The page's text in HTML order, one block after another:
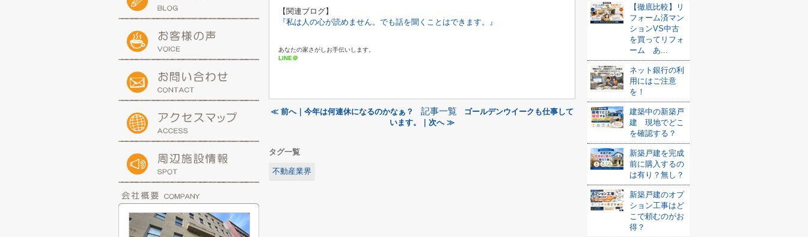
【関連ブログ】
『私は人の心が読めません。でも話を聞くことはできます。』
あなたの家さがしお手伝いします。
LINE＠
≪ 前へ｜今年は何連休になるのかなぁ？ 記事一覧
ゴールデンウイークも仕事して
います。｜次へ ≫
タグ一覧
不動産業界
【徹底比較】リ
フォーム済マン
ションVS中古
を買ってリフォ
ーム あ...
ネット銀行の利
用にはご注意
を！
建築中の新築戸
建 現地でどこ
を確認する？
新築戸建を完成
前に購入するの
は有り？無し？
新築戸建のオプ
ション工事はど
こで頼むのがお
得？